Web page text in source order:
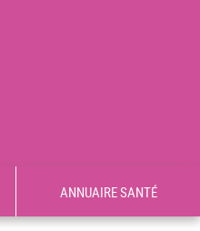
ANNUAIRE SANTÉ